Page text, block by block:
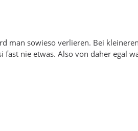
man sowieso verlieren. Bei
fast nie etwas. Also von daher egal